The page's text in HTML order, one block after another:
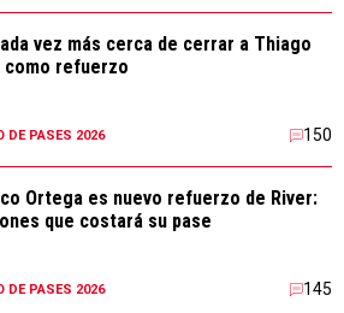
vez más cerca de cerrar a Thiago
como refuerzo
DE PASES 2026 150
Ortega es nuevo refuerzo de River:
que costará su pase
DE PASES 2026 145